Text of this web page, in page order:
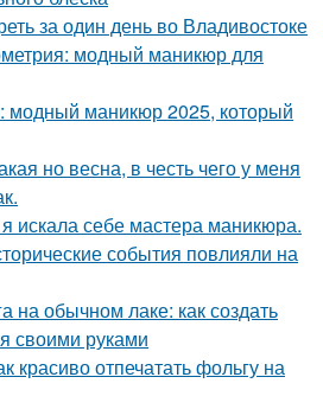
за один день во Владивостоке
модный маникюр для
модный маникюр 2025, который
но весна, в честь чего у меня
искала себе мастера маникюра.
события повлияли на
на обычном лаке: как создать
своими руками
красиво отпечатать фольгу на